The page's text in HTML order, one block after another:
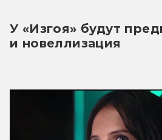
У «Изгоя» будут
и новеллизация